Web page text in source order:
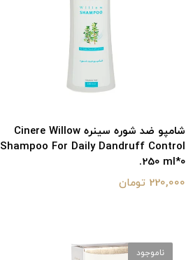
شامپو ضد شوره سینره Cinere Willow
Shampoo For Daily Dandruff Control
250 ml*0.
220,000 تومان
ناموجود